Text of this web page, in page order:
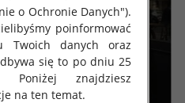
o Ochronie Danych").
poinformować
Twoich danych oraz
się to po dniu 25
znajdziesz
na ten temat.